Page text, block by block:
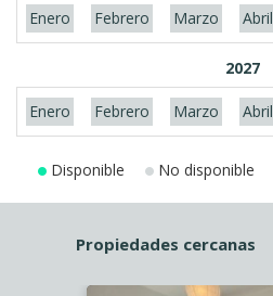
Enero Febrero Marzo Abril
2027
Enero Febrero Marzo Abril
Disponible No disponible
Propiedades cercanas